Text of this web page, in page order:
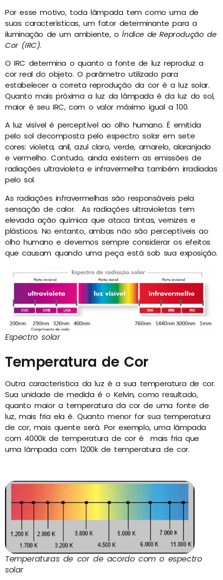
Por esse motivo, toda lâmpada tem como uma de
suas características, um fator determinante para a
iluminação de um ambiente, oÍndice de Reprodução de
Cor (IRC).
O IRC determina o quanto a fonte de luz reproduz a
cor real do objeto. O parâmetro utilizado para
estabelecer a correta reprodução da cor é a luz solar.
Quanto mais próxima a luz da lâmpada é da luz do sol,
maior é seu IRC, com o valor máximo igual a 100.
A luz visível é perceptível ao olho humano. É emitida
pelo sol decomposta pelo espectro solar em sete
cores: violeta, anil, azul claro, verde, amarelo, alaranjado
e vermelho. Contudo, ainda existem as emissões de
radiações ultravioleta e infravermelha também irradiadas
pelo sol.
As radiações infravermelhas são responsáveis pela
sensação de calor. As radiações ultravioletas tem
elevada ação química que ataca tintas, vernizes e
plásticos. No entanto, ambas não são perceptíveis ao
olho humano e devemos sempre considerar os efeitos
que causam quando uma peça está sob sua exposição.
Espectro solar
Temperatura de Cor
Outra característica da luz é a sua temperatura de cor.
Sua unidade de medida é o Kelvin, como resultado,
quanto maior a temperatura da cor de uma fonte de
luz, mais fria ela é. Quanto menor for sua temperatura
de cor, mais quente será. Por exemplo, uma lâmpada
com 4000k de temperatura de cor é mais fria que
uma lâmpada com 1200k de temperatura de cor.
Temperaturas de cor de acordo com o espectro
solar